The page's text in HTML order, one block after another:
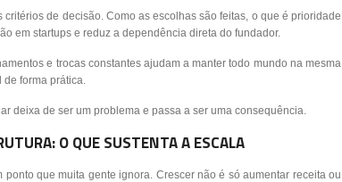
de decisão. Como as escolhas são feitas, o que é prioridade
em startups e reduz a dependência direta do fundador.
e trocas constantes ajudam a manter todo mundo na mesma
de forma prática.
deixa de ser um problema e passa a ser uma consequência.
O QUE SUSTENTA A ESCALA
que muita gente ignora. Crescer não é só aumentar receita ou